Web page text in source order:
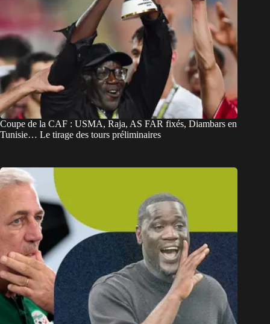
Coupe de la CAF : USMA, Raja, AS FAR fixés, Diambars en
Tunisie… Le tirage des tours préliminaires